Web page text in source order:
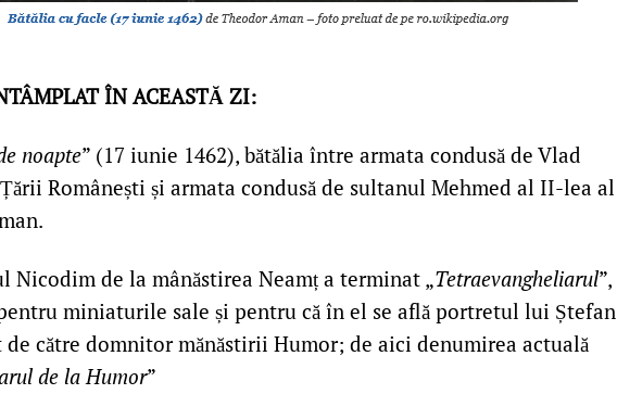
ÎN ACEASTĂ ZI:
noapte” (17 iunie 1462), bătălia între armata condusă de Vlad
Românești și armata condusă de sultanul Mehmed al II-lea al
Nicodim de la mânăstirea Neamț a terminat „Tetraevangheliarul”,
miniaturile sale și pentru că în el se află portretul lui Ștefan
de către domnitor mănăstirii Humor; de aici denumirea actuală
de la Humor”